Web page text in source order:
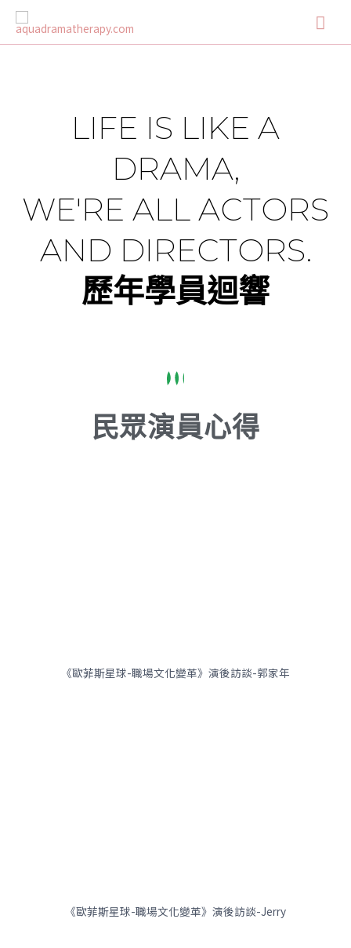
LIFE IS LIKE A
DRAMA,
WE'RE ALL ACTORS
AND DIRECTORS.
歷年學員迴響
民眾演員心得
《歐菲斯星球-職場文化變革》演後訪談-郭家年
《歐菲斯星球-職場文化變革》演後訪談-Jerry